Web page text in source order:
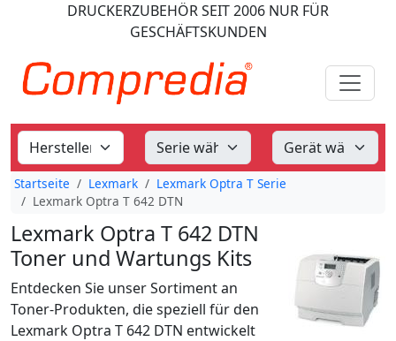
DRUCKERZUBEHÖRSEIT 2006 NUR FÜR
GESCHÄFTSKUNDEN
Startseite Lexmark
Lexmark Optra T Serie
Lexmark Optra T 642 DTN
Lexmark Optra T 642 DTN
Toner und Wartungs Kits
Entdecken Sie unser Sortiment an
Toner-Produkten, die speziell für den
Lexmark Optra T 642 DTN entwickelt